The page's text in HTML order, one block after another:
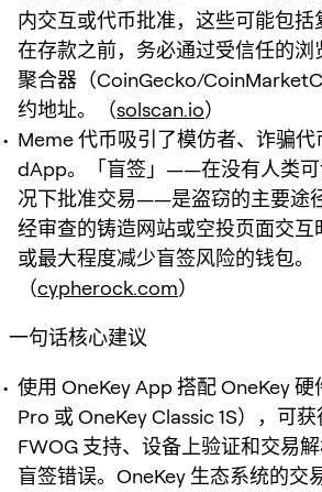
内交互或代币批准，这些可能包括
在存款之前，务必通过受信任的
聚合器（CoinGecko/
约地址。（solscan.io）
Meme 代币吸引了模仿者、诈骗代
dApp。「盲签」——在没有人类可
况下批准交易——是盗窃的主要途
经审查的铸造网站或空投页面交互
或最大程度减少盲签风险的钱包。
（cypherock.com）
一句话核心建议
使用 OneKey App 搭配 OneKey
Pro 或 OneKey Classic 1S），可
FWOG 支持、设备上验证和交易
盲签错误。OneKey 生态系统的交